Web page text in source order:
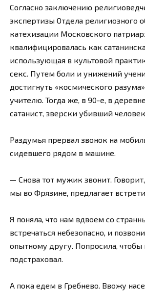
Согласно заключению
экспертизы Отдела религиозного
катехизации Московского
квалифицировалась как
использующая в культовой
секс. Путем боли и унижений
достигнуть «космического
учителю. Тогда же, в 90-е, в
сатанист, зверски убивший
Раздумья прервал звонок на
сидевшего рядом в машине.
— Снова тот мужик звонит. Говорит,
мы во Фрязине, предлагает
Я поняла, что нам вдвоем со
встречаться небезопасно, и
опытному другу. Попросила, чтобы
подстраховал.
А пока едем в Гребнево. Ввожу